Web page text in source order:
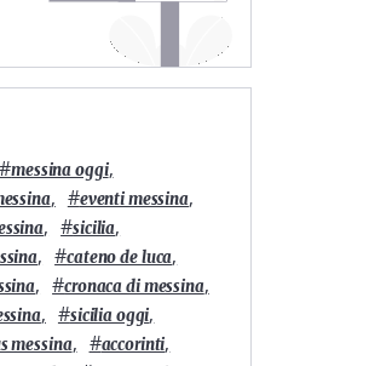
#messina oggi,
, #eventi messina,
, #sicilia,
, #cateno de luca,
, #cronaca di messina,
, #sicilia oggi,
messina, #accorinti,